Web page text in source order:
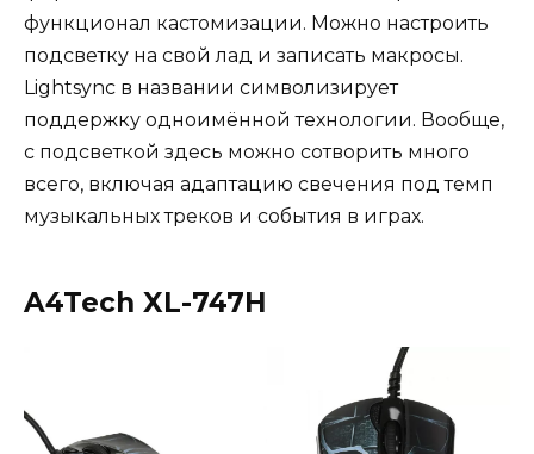
функционал кастомизации. Можно настроить
подсветку на свой лад и записать макросы.
Lightsync в названии символизирует
поддержку одноимённой технологии. Вообще,
с подсветкой здесь можно сотворить много
всего, включая адаптацию свечения под темп
музыкальных треков и события в играх.
A4Tech XL-747H